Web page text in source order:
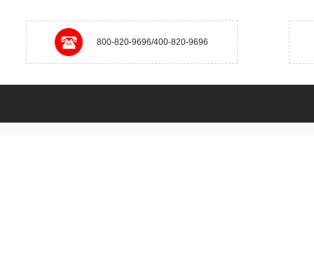
800-820-9696/400-820-9696